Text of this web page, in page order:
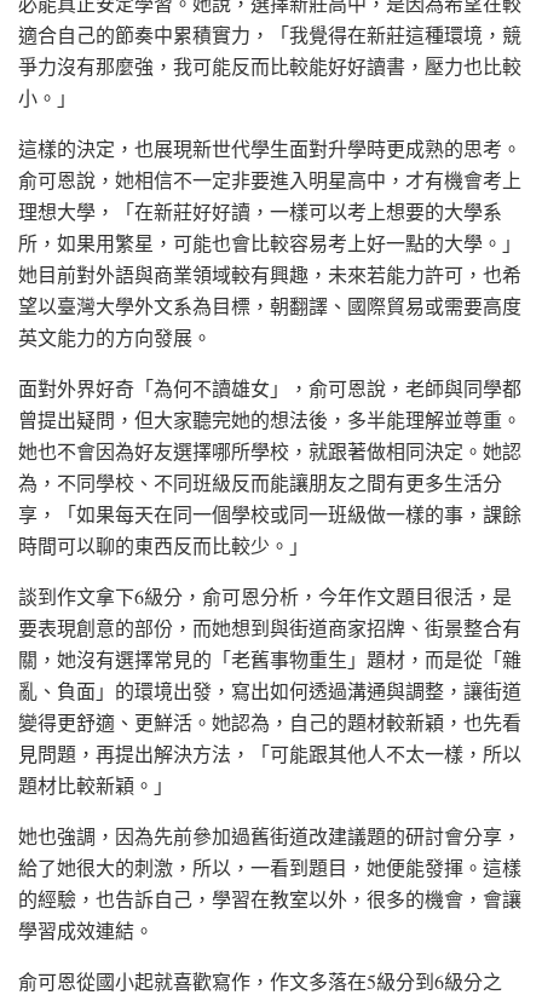
適合自己的節奏中累積實力，「我覺得在新莊這種環境，競
爭力沒有那麼強，我可能反而比較能好好讀書，壓力也比較
小。」
這樣的決定，也展現新世代學生面對升學時更成熟的思考。
俞可恩說，她相信不一定非要進入明星高中，才有機會考上
理想大學，「在新莊好好讀，一樣可以考上想要的大學系
所，如果用繁星，可能也會比較容易考上好一點的大學。」
她目前對外語與商業領域較有興趣，未來若能力許可，也希
望以臺灣大學外文系為目標，朝翻譯、國際貿易或需要高度
英文能力的方向發展。
面對外界好奇「為何不讀雄女」，俞可恩說，老師與同學都
曾提出疑問，但大家聽完她的想法後，多半能理解並尊重。
她也不會因為好友選擇哪所學校，就跟著做相同決定。她認
為，不同學校、不同班級反而能讓朋友之間有更多生活分
享，「如果每天在同一個學校或同一班級做一樣的事，課餘
時間可以聊的東西反而比較少。」
談到作文拿下6級分，俞可恩分析，今年作文題目很活，是
要表現創意的部份，而她想到與街道商家招牌、街景整合有
關，她沒有選擇常見的「老舊事物重生」題材，而是從「雜
亂、負面」的環境出發，寫出如何透過溝通與調整，讓街道
變得更舒適、更鮮活。她認為，自己的題材較新穎，也先看
見問題，再提出解決方法，「可能跟其他人不太一樣，所以
題材比較新穎。」
她也強調，因為先前參加過舊街道改建議題的研討會分享，
給了她很大的刺激，所以，一看到題目，她便能發揮。這樣
的經驗，也告訴自己，學習在教室以外，很多的機會，會讓
學習成效連結。
俞可恩從國小起就喜歡寫作，作文多落在5級分到6級分之